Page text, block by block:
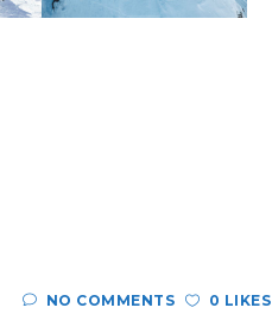
NO COMMENTS 0 LIKES